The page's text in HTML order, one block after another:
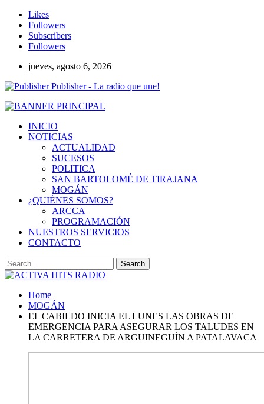
Likes
Followers
Subscribers
Followers
jueves, agosto 6, 2026
Publisher - La radio que une!
INICIO
NOTICIAS
ACTUALIDAD
SUCESOS
POLITICA
SAN BARTOLOMÉ DE TIRAJANA
MOGÁN
¿QUIÉNES SOMOS?
ARCCA
PROGRAMACIÓN
NUESTROS SERVICIOS
CONTACTO
Home
MOGÁN
EL CABILDO INICIA EL LUNES LAS OBRAS DE
EMERGENCIA PARA ASEGURAR LOS TALUDES EN
LA CARRETERA DE ARGUINEGUÍN A PATALAVACA